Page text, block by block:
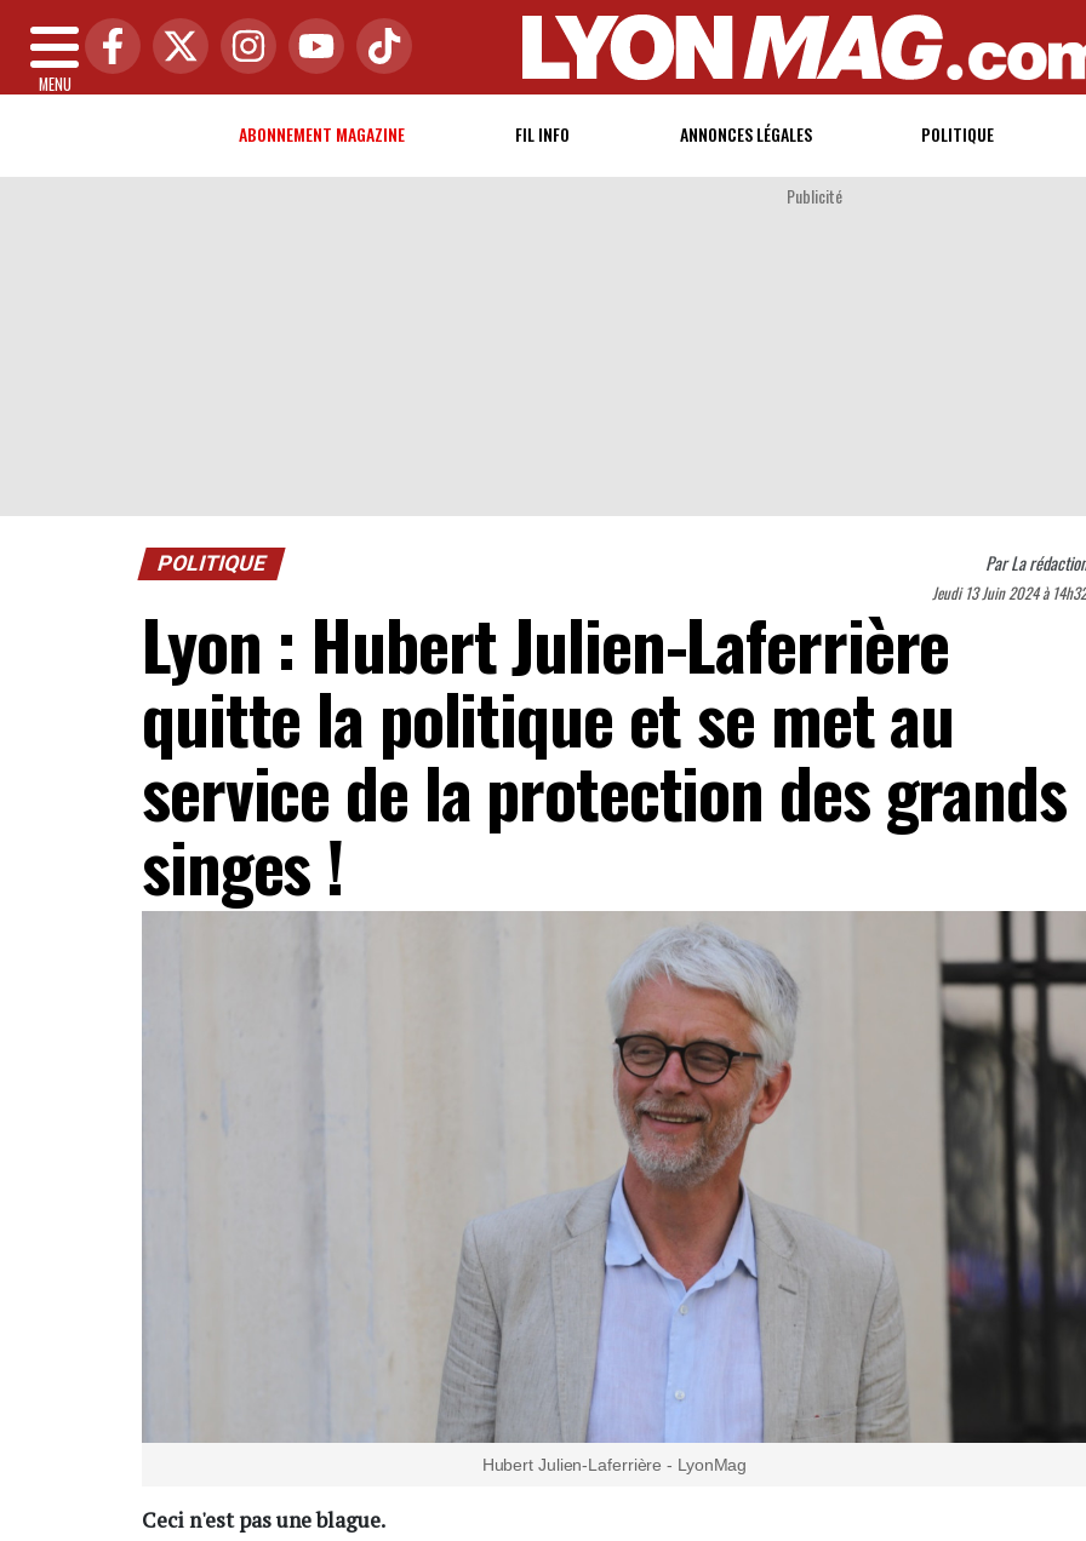
MENU
ABONNEMENT MAGAZINE FIL INFO ANNONCES LÉGALES POLITIQUE
Publicité
POLITIQUE ParLa rédaction
Jeudi 13 Juin 2024 à 14h32
Lyon : Hubert Julien-Laferrière
quitte la politique et se met au
service de la protection des grands
singes !
Hubert Julien-Laferrière - LyonMag
Ceci n'est pas une blague.